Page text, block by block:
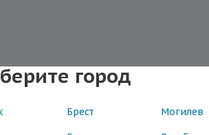
город
Брест Могилев